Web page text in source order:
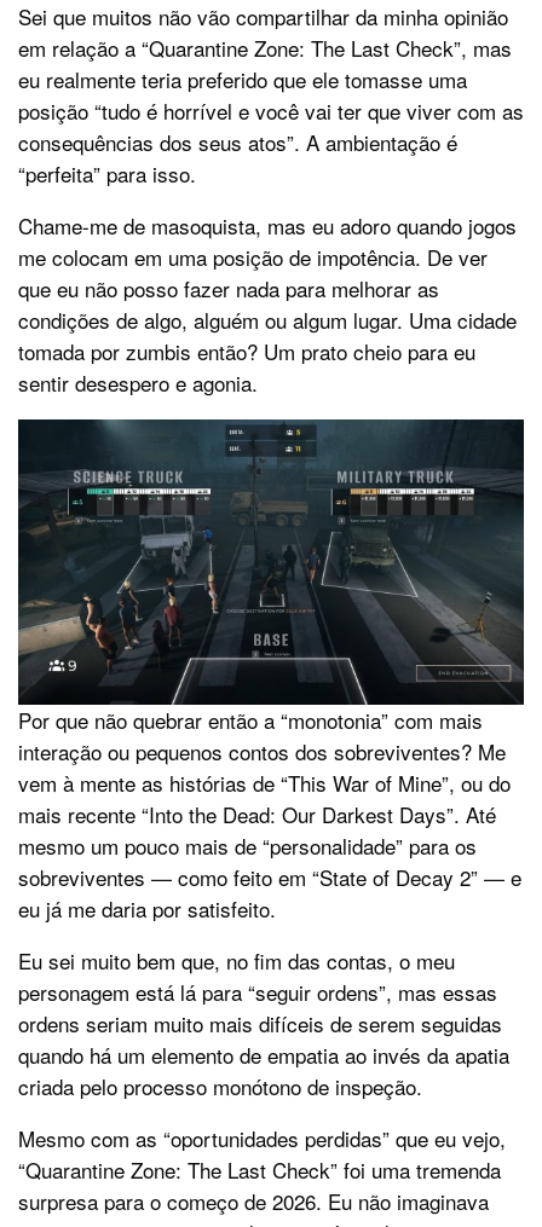
Sei que muitos não vão compartilhar da minha opinião
em relação a “Quarantine Zone: The Last Check”, mas
eu realmente teria preferido que ele tomasse uma
posição “tudo é horrível e você vai ter que viver com as
consequências dos seus atos”. A ambientação é
“perfeita” para isso.
Chame-me de masoquista, mas eu adoro quando jogos
me colocam em uma posição de impotência. De ver
que eu não posso fazer nada para melhorar as
condições de algo, alguém ou algum lugar. Uma cidade
tomada por zumbis então? Um prato cheio para eu
sentir desespero e agonia.
Por que não quebrar então a “monotonia” com mais
interação ou pequenos contos dos sobreviventes? Me
vem à mente as histórias de “This War of Mine”, ou do
mais recente “Into the Dead: Our Darkest Days”. Até
mesmo um pouco mais de “personalidade” para os
sobreviventes — como feito em “State of Decay 2” — e
eu já me daria por satisfeito.
Eu sei muito bem que, no fim das contas, o meu
personagem está lá para “seguir ordens”, mas essas
ordens seriam muito mais difíceis de serem seguidas
quando há um elemento de empatia ao invés da apatia
criada pelo processo monótono de inspeção.
Mesmo com as “oportunidades perdidas” que eu vejo,
“Quarantine Zone: The Last Check” foi uma tremenda
surpresa para o começo de 2026. Eu não imaginava